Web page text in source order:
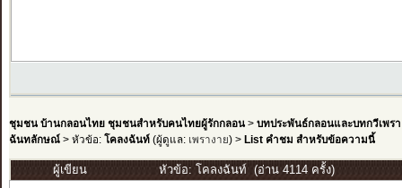
ชุมชน บ้านกลอนไทย ชุมชนสำหรับคนไทยผู้รักกลอน> บทประพันธ์กลอนและบทกวีเพรา
ฉันทลักษณ์> หัวข้อ: โคลงฉันท์ (ผู้ดูแล: เพรางาย) > List คำชม สำหรับข้อความนี้
ผู้เขียน หัวข้อ: โคลงฉันท์ (อ่าน 4114 ครั้ง)